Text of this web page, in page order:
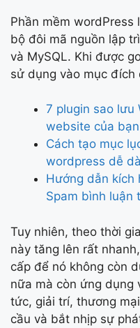
Phần mềm wordPress
bộ đôi mã nguồn lập
và MySQL. Khi được
sử dụng vào mục đích
7 plugin sao lưu
website của bạn
Cách tạo mục
wordpress dễ
Hướng dẫn kích
Spam bình luận
Tuy nhiên, theo thời
này tăng lên rất
cấp để nó không còn
nữa mà còn ứng dụng
tức, giải trí, thương
cầu và bắt nhịp sự